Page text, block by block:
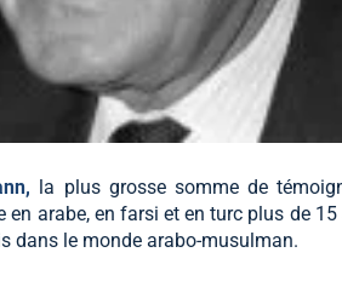
la plus grosse somme de
arabe, en farsi et en turc plus de
dans le monde arabo-musulman.